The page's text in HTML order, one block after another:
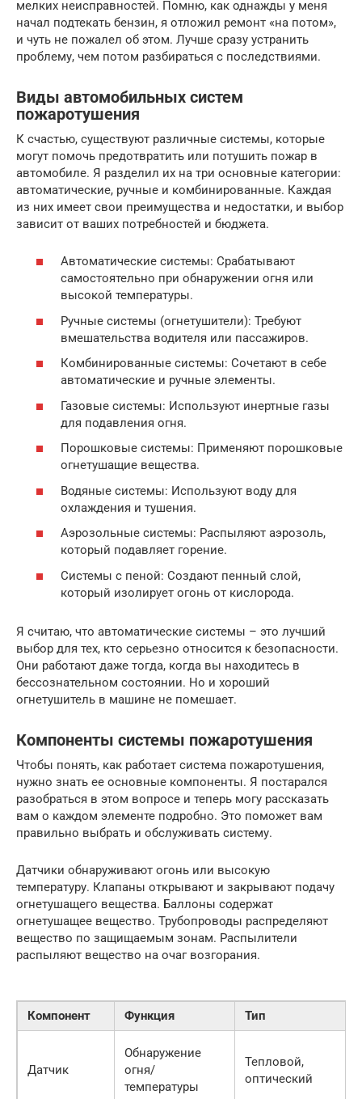
мелких неисправностей. Помню, как однажды у меня
начал подтекать бензин, я отложил ремонт «на потом»,
и чуть не пожалел об этом. Лучше сразу устранить
проблему, чем потом разбираться с последствиями.
Виды автомобильных систем
пожаротушения
К счастью, существуют различные системы, которые
могут помочь предотвратить или потушить пожар в
автомобиле. Я разделил их на три основные категории:
автоматические, ручные и комбинированные. Каждая
из них имеет свои преимущества и недостатки, и выбор
зависит от ваших потребностей и бюджета.
Автоматические системы: Срабатывают
самостоятельно при обнаружении огня или
высокой температуры.
Ручные системы (огнетушители): Требуют
вмешательства водителя или пассажиров.
Комбинированные системы: Сочетают в себе
автоматические и ручные элементы.
Газовые системы: Используют инертные газы
для подавления огня.
Порошковые системы: Применяют порошковые
огнетушащие вещества.
Водяные системы: Используют воду для
охлаждения и тушения.
Аэрозольные системы: Распыляют аэрозоль,
который подавляет горение.
Системы с пеной: Создают пенный слой,
который изолирует огонь от кислорода.
Я считаю, что автоматические системы – это лучший
выбор для тех, кто серьезно относится к безопасности.
Они работают даже тогда, когда вы находитесь в
бессознательном состоянии. Но и хороший
огнетушитель в машине не помешает.
Компоненты системы пожаротушения
Чтобы понять, как работает система пожаротушения,
нужно знать ее основные компоненты. Я постарался
разобраться в этом вопросе и теперь могу рассказать
вам о каждом элементе подробно. Это поможет вам
правильно выбрать и обслуживать систему.
Датчики обнаруживают огонь или высокую
температуру. Клапаны открывают и закрывают подачу
огнетушащего вещества. Баллоны содержат
огнетушащее вещество. Трубопроводы распределяют
вещество по защищаемым зонам. Распылители
распыляют вещество на очаг возгорания.
Компонент Функция Тип
Датчик
Обнаружение
огня/
температуры
Тепловой,
оптический